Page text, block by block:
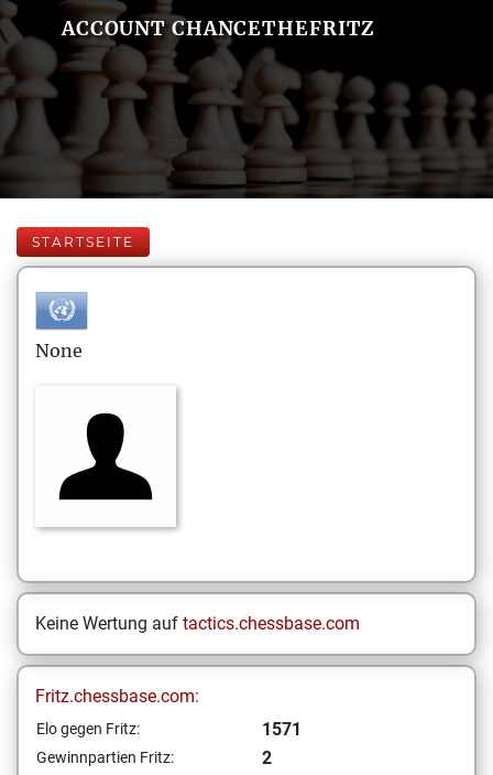
ACCOUNT CHANCETHEFRITZ
STARTSEITE
None
Keine Wertung auf tactics.chessbase.com
Fritz.chessbase.com:
Elo gegen Fritz: 1571
Gewinnpartien Fritz: 2